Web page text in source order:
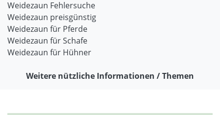
Weidezaun Fehlersuche
Weidezaun preisgünstig
Weidezaun für Pferde
Weidezaun für Schafe
Weidezaun für Hühner
Weitere nützliche Informationen / Themen